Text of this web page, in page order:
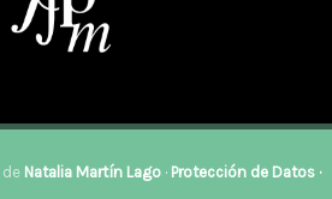
Natalia Martín Lago · Protección de Datos·